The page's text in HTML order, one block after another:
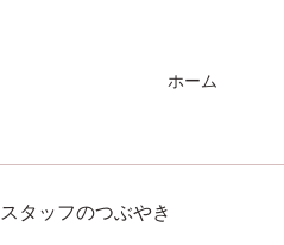
ホーム
スタッフのつぶやき